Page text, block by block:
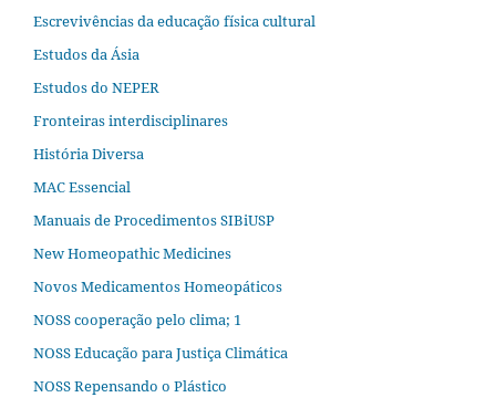
Escrevivências da educação física cultural
Estudos da Ásia​
Estudos do NEPER
Fronteiras interdisciplinares
História Diversa
MAC Essencial
Manuais de Procedimentos SIBiUSP
New Homeopathic Medicines
Novos Medicamentos Homeopáticos
NOSS cooperação pelo clima; 1
NOSS Educação para Justiça Climática
NOSS Repensando o Plástico